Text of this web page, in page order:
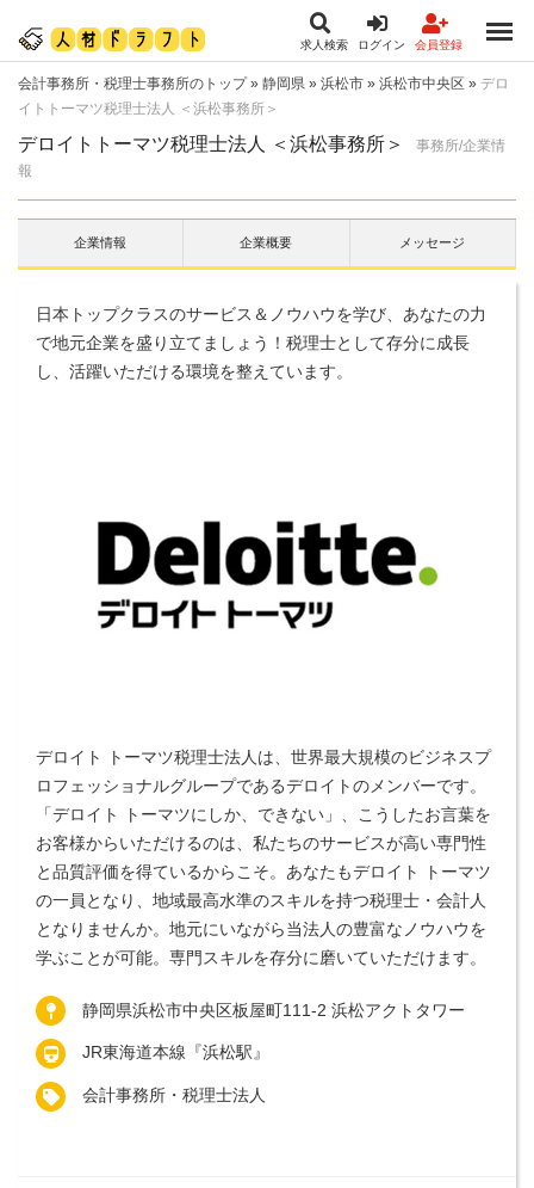
求人検索 ログイン 会員登録
会計事務所・税理士事務所のトップ» 静岡県 » 浜松市 » 浜松市中央区 » デロ
イトトーマツ税理士法人 ＜浜松事務所＞
デロイトトーマツ税理士法人 ＜浜松事務所＞
事務所/企業情
報
企業情報 企業概要 メッセージ
日本トップクラスのサービス＆ノウハウを学び、あなたの力
で地元企業を盛り立てましょう！税理士として存分に成長
し、活躍いただける環境を整えています。
デロイト トーマツ税理士法人は、世界最大規模のビジネスプ
ロフェッショナルグループであるデロイトのメンバーです。
「デロイト トーマツにしか、できない」、こうしたお言葉を
お客様からいただけるのは、私たちのサービスが高い専門性
と品質評価を得ているからこそ。あなたもデロイト トーマツ
の一員となり、地域最高水準のスキルを持つ税理士・会計人
となりませんか。地元にいながら当法人の豊富なノウハウを
学ぶことが可能。専門スキルを存分に磨いていただけます。
静岡県浜松市中央区板屋町111-2 浜松アクトタワー
JR東海道本線『浜松駅』
会計事務所・税理士法人